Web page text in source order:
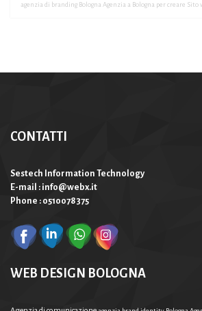
agenzia di branding Bologna Agenzia a Bologna per creare Sito
CONTATTI
Sestech Information Technology
E-mail : info@webx.it
Phone : 0510078375
WEB DESIGN BOLOGNA